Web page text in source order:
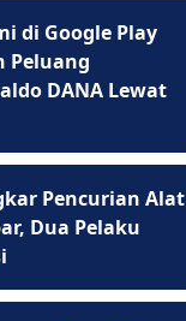
di Google Play
Peluang
DANA Lewat
Pencurian Alat
Dua Pelaku